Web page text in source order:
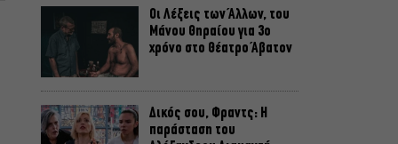
Οι Λέξεις των Άλλων, του
Μάνου Θηραίου για 3ο
χρόνο στο Θέατρο Άβατον
Δικός σου, Φραντς: Η
παράσταση του